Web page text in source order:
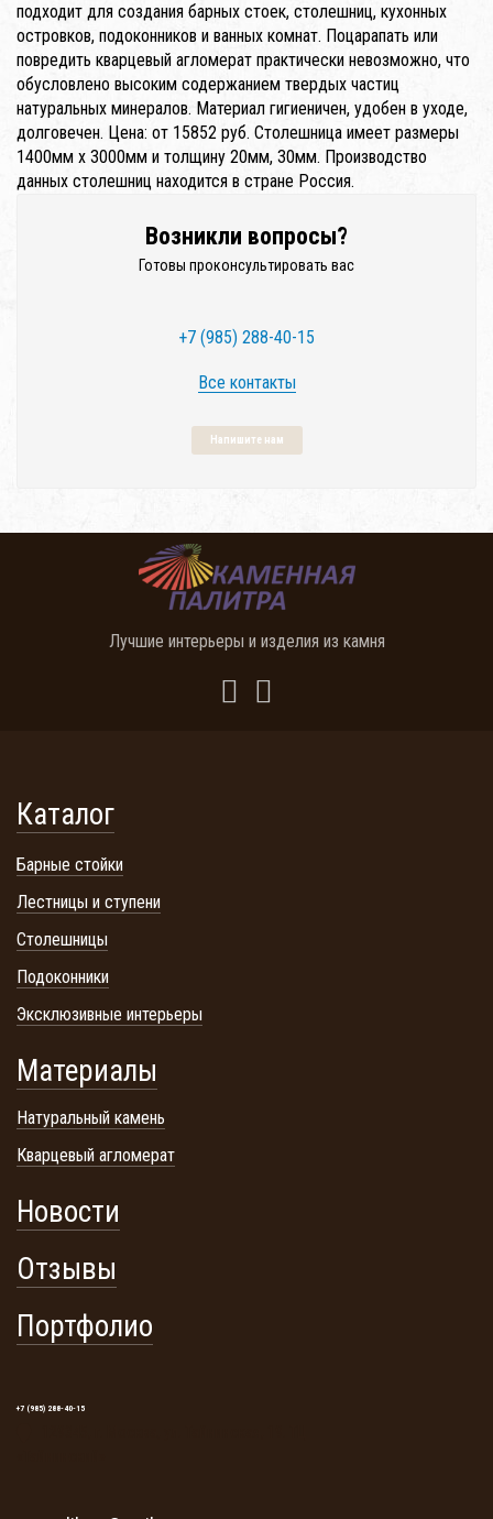
подходит для создания барных стоек, столешниц, кухонных
островков, подоконников и ванных комнат. Поцарапать или
повредить кварцевый агломерат практически невозможно, что
обусловлено высоким содержанием твердых частиц
натуральных минералов. Материал гигиеничен, удобен в уходе,
долговечен. Цена: от 15852 руб. Столешница имеет размеры
1400мм x 3000мм и толщину 20мм, 30мм. Производство
данных столешниц находится в стране Россия.
Возникли вопросы?
Готовы проконсультировать вас
+7 (985) 288-40-15
Все контакты
Напишите нам
Лучшие интерьеры и изделия из камня
Каталог
Барные стойки
Лестницы и ступени
Столешницы
Подоконники
Эксклюзивные интерьеры
Материалы
Натуральный камень
Кварцевый агломерат
Новости
Отзывы
Портфолио
+7 (985) 288-40-15